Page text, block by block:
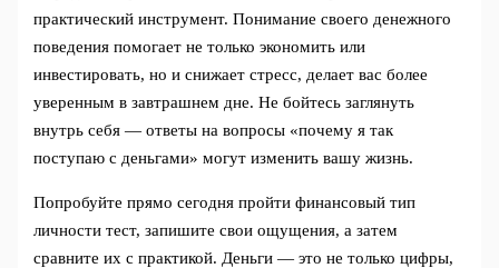
практический инструмент. Понимание своего денежного
поведения помогает не только экономить или
инвестировать, но и снижает стресс, делает вас более
уверенным в завтрашнем дне. Не бойтесь заглянуть
внутрь себя — ответы на вопросы «почему я так
поступаю с деньгами» могут изменить вашу жизнь.
Попробуйте прямо сегодня пройти финансовый тип
личности тест, запишите свои ощущения, а затем
сравните их с практикой. Деньги — это не только цифры,